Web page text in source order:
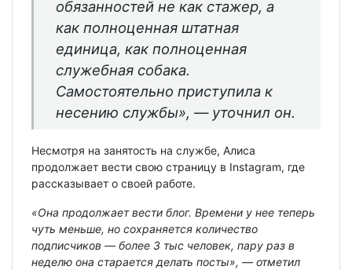
обязанностей не как стажер, а
как полноценная штатная
единица, как полноценная
служебная собака.
Самостоятельно приступила к
несению службы», — уточнил он.
Несмотря на занятость на службе, Алиса
продолжает вести свою страницу в Instagram, где
рассказывает о своей работе.
«Она продолжает вести блог. Времени у нее теперь
чуть меньше, но сохраняется количество
подписчиков — более 3 тыс человек, пару раз в
неделю она старается делать посты», — отметил